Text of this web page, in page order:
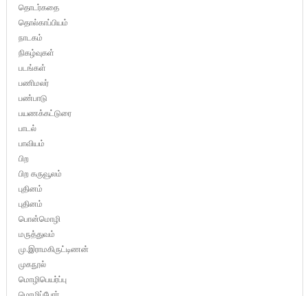
தொடர்கதை
தொல்காப்பியம்
நாடகம்
நிகழ்வுகள்
படங்கள்
பணிமலர்
பண்பாடு
பயணக்கட்டுரை
பாடல்
பாவியம்
பிற
பிற கருவூலம்
புதினம்
புதினம்
பொன்மொழி
மருத்துவம்
மு.இராமகிருட்டிணன்
முகநூல்
மொழிபெயர்ப்பு